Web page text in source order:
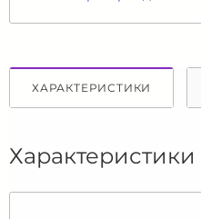
ХАРАКТЕРИСТИКИ
Характеристики